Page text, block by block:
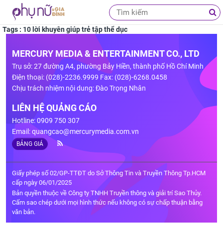
Tags : 10 lời khuyên giúp trẻ tập thể dục
MERCURY MEDIA & ENTERTAINMENT CO., LTD
Trụ sở: 27 đường A4, phường Bảy Hiền, thành phố Hồ Chí Minh
Điện thoại: (028)-2236.9999 Fax: (028)-6268.0458
Chịu trách nhiệm nội dung: Đào Trọng Nhân
LIÊN HỆ QUẢNG CÁO
Hotline: 0909 750 307
Email:quangcao@mercurymedia.com.vn
BẢNG GIÁ
Giấy phép số 02/GP-TTĐT do Sở Thông Tin và Truyền Thông Tp.HCM
cấp ngày 06/01/2025
Bản quyền thuộc về Công ty TNHH Truyền thông và giải trí Sao Thủy.
Cấm sao chép dưới mọi hình thức nếu không có sự chấp thuận bằng
văn bản.